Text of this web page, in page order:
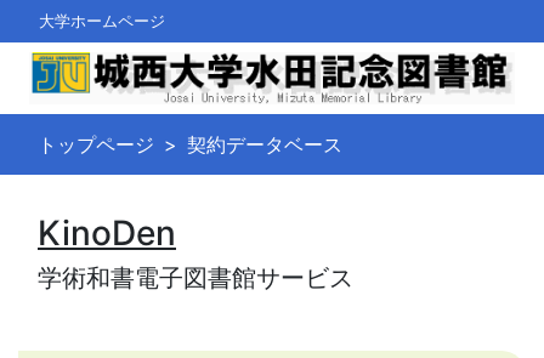
大学ホームページ
トップページ 契約データベース
KinoDen
学術和書電子図書館サービス